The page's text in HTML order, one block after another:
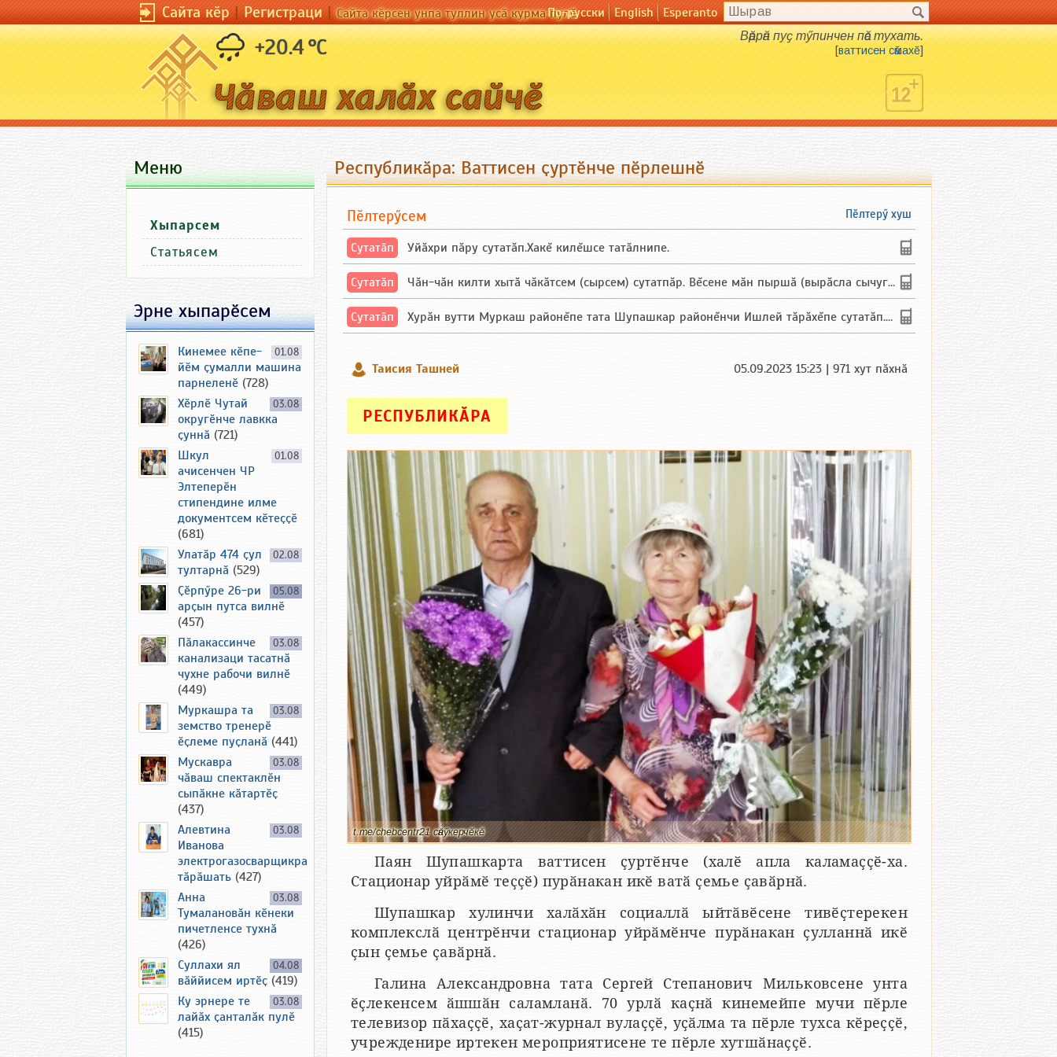
Сайта кӗр|Регистраци|Сайта кӗрсен унпа туллин усӑ курма пулӗПо-русски English Esperanto
+20.4 °C Вӑррӑн пуҫ тӳпинчен пӑс тухать.
[ваттисен сӑмахӗ]
Республикӑра: Ваттисен ҫуртӗнче пӗрлешнӗ
Пӗлтерӳ хуш
Пӗлтерӳсем
Сутатӑп Уйăхри пăру сутатăп.Хакĕ килĕшсе татăлнипе.
Сутатӑп Чăн-чăн килти хытă чăкăтсем (сырсем) сутатпăр. Вĕсене мăн пыршă (вырăсла сычуг) ...
Сутатӑп Хурăн вутти Муркаш районĕпе тата Шупашкар районĕнчи Ишлей тăрăхĕпе сутатăп. Ха...
Таисия Ташней 05.09.2023 15:23 | 971 хут пӑхнӑ
РЕСПУБЛИКӐРА
t.me/chebcentr21 сӑнӳкерчӗкӗ
Паян Шупашкарта ваттисен ҫуртӗнче (халӗ апла каламаҫҫӗ-ха.
Стационар уйрӑмӗ теҫҫӗ) пурӑнакан икӗ ватӑ ҫемье ҫавӑрнӑ.
Шупашкар хулинчи халӑхӑн социаллӑ ыйтӑвӗсене тивӗҫтерекен
комплекслӑ центрӗнчи стационар уйрӑмӗнче пурӑнакан ҫулланнӑ икӗ
ҫын ҫемье ҫавӑрнӑ.
Галина Александровна тата Сергей Степанович Мильковсене унта
ӗҫлекенсем ӑшшӑн саламланӑ. 70 урлӑ каҫнӑ кинемейпе мучи пӗрле
телевизор пӑхаҫҫӗ, хаҫат-журнал вулаҫҫӗ, уҫӑлма та пӗрле тухса кӗреҫҫӗ,
учрежденире иртекен мероприятисене те пӗрле хутшӑнаҫҫӗ.
Меню
Хыпарсем
Статьясем
Эрне хыпарӗсем
01.08
Кинемее кӗпе-
йӗм ҫумалли машина
парнеленӗ (728)
03.08
Хӗрлӗ Чутай
округӗнче лавкка
ҫуннӑ (721)
01.08
Шкул
ачисенчен ЧР
Элтеперӗн
стипендине илме
документсем кӗтеҫҫӗ
(681)
02.08
Улатӑр 474 ҫул
тултарнӑ (529)
05.08
Ҫӗрпӳре 26-ри
арҫын путса вилнӗ
(457)
03.08
Пӑлакассинче
канализаци тасатнӑ
чухне рабочи вилнӗ
(449)
03.08
Муркашра та
земство тренерӗ
ӗҫлеме пуҫланӑ (441)
03.08
Мускавра
чӑваш спектаклӗн
сыпӑкне кӑтартӗҫ
(437)
03.08
Алевтина
Иванова
электрогазосварщикра
тӑрӑшать (427)
03.08
Анна
Тумалановӑн кӗнеки
пичетленсе тухнӑ
(426)
04.08
Суллахи ял
вӑййисем иртӗҫ (419)
03.08
Ку эрнере те
лайӑх ҫанталӑк пулӗ
(415)